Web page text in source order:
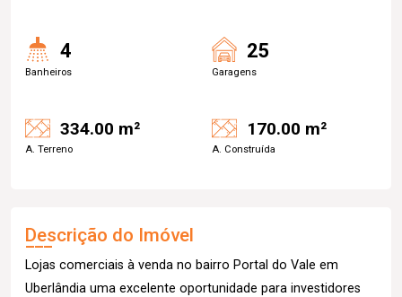
4
Banheiros
25
Garagens
334.00 m²
A. Terreno
170.00 m²
A. Construída
Descrição do Imóvel
Lojas comerciais à venda no bairro Portal do Vale em
Uberlândia uma excelente oportunidade para investidores